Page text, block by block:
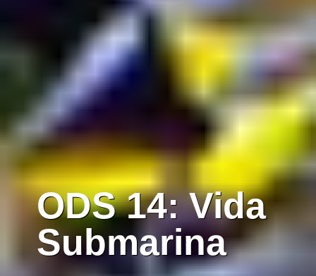
ODS 14: Vida
Submarina